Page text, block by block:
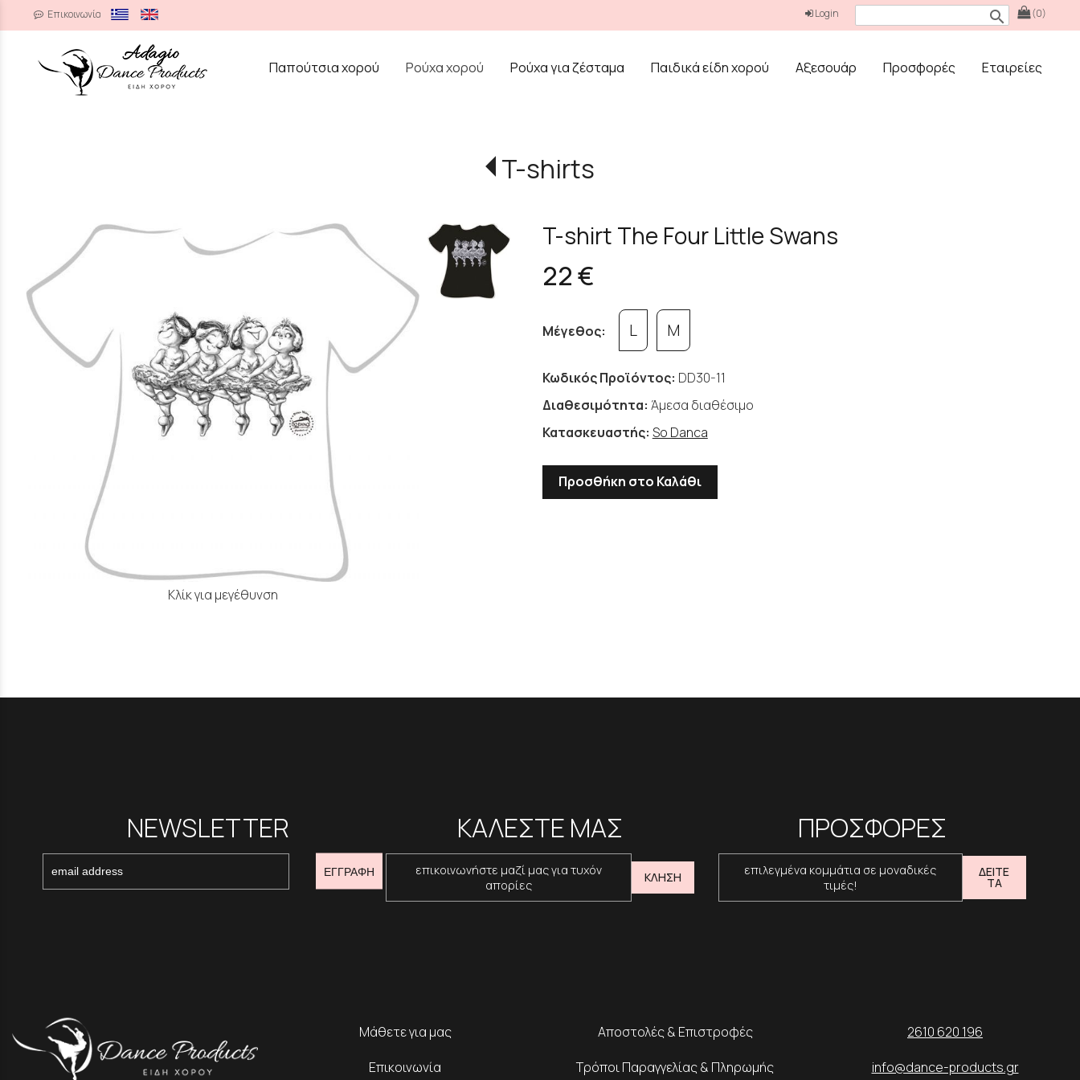
Επικοινωνία (0)
search
Login
Παπούτσια χορού
Ρούχα χορού Ρούχα για ζέσταμα Παιδικά είδη χορού Αξεσουάρ Προσφορές Εταιρείες
T-shirts
Κλίκ για μεγέθυνση
T-shirt Τhe Four Little Swans
22 €
Μέγεθος: L M
Κωδικός Προϊόντος: DD30-11
Διαθεσιμότητα: Άμεσα διαθέσιμο
Κατασκευαστής: So Danca
Προσθήκη στο Καλάθι
NEWSLETTER
ΕΓΓΡΑΦΗ
ΚΑΛΕΣΤΕ ΜΑΣ
επικοινωνήστε μαζί μας για τυχόν
απορίες
ΚΛΗΣΗ
ΠΡΟΣΦΟΡΕΣ
επιλεγμένα κομμάτια σε μοναδικές
τιμές!
ΔΕΙΤΕ
ΤΑ
Μάθετε για μας
Επικοινωνία
Αποστολές & Επιστροφές
Τρόποι Παραγγελίας & Πληρωμής
2610 620 196
info@dance-products.gr